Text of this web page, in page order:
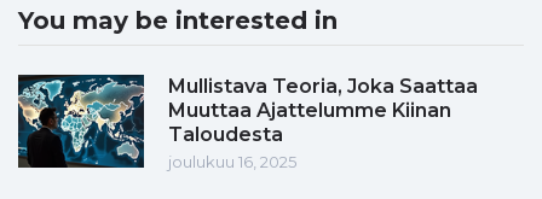
You may be interested in
Mullistava Teoria, Joka Saattaa
Muuttaa Ajattelumme Kiinan
Taloudesta
joulukuu 16, 2025